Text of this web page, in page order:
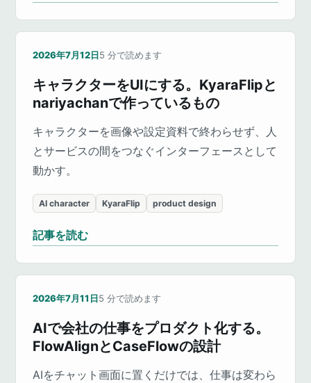
2026年7月12日5 分で読めます
キャラクターをUIにする。KyaraFlipと
nariyachanで作っているもの
キャラクターを画像や設定資料で終わらせず、人
とサービスの間をつなぐインターフェースとして
動かす。
AI character KyaraFlip product design
記事を読む
2026年7月11日5 分で読めます
AIで会社の仕事をプロダクト化する。
FlowAlignとCaseFlowの設計
AIをチャット画面に置くだけでは、仕事は変わら